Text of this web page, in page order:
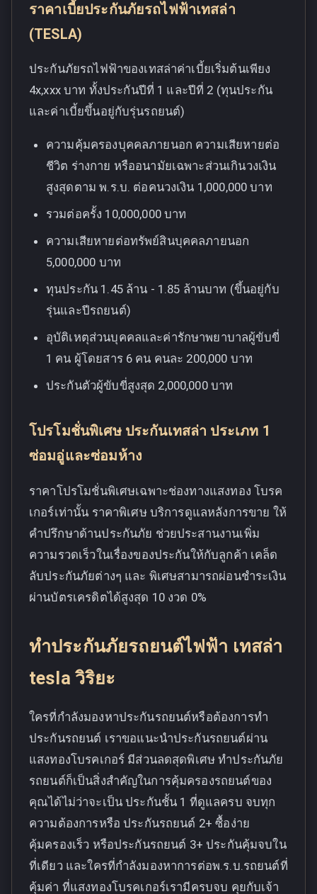
ราคาเบี้ยประกันภัยรถไฟฟ้าเทสล่า
(TESLA)
ประกันภัยรถไฟฟ้าของเทสล่าค่าเบี้ยเริ่มต้นเพียง
4x,xxx บาท ทั้งประกันปีที่ 1 และปีที่ 2 (ทุนประกัน
และค่าเบี้ยขึ้นอยู่กับรุ่นรถยนต์)
ความคุ้มครองบุคคลภายนอก ความเสียหายต่อ
ชีวิต ร่างกาย หรืออนามัยเฉพาะส่วนเกินวงเงิน
สูงสุดตาม พ.ร.บ. ต่อคนวงเงิน 1,000,000 บาท
รวมต่อครั้ง 10,000,000 บาท
ความเสียหายต่อทรัพย์สินบุคคลภายนอก
5,000,000 บาท
ทุนประกัน 1.45 ล้าน - 1.85 ล้านบาท (ขึ้นอยู่กับ
รุ่นและปีรถยนต์)
อุบัติเหตุส่วนบุคคลและค่ารักษาพยาบาลผู้ขับขี่
1 คน ผู้โดยสาร 6 คน คนละ 200,000 บาท
ประกันตัวผู้ขับขี่สูงสุด 2,000,000 บาท
โปรโมชั่นพิเศษ ประกันเทสล่า ประเภท 1
ซ่อมอู่และซ่อมห้าง
ราคาโปรโมชั่นพิเศษเฉพาะช่องทางแสงทอง โบรค
เกอร์เท่านั้น ราคาพิเศษ บริการดูแลหลังการขาย ให้
คำปรึกษาด้านประกันภัย ช่วยประสานงานเพิ่ม
ความรวดเร็วในเรื่องของประกันให้กับลูกค้า เคล็ด
ลับประกันภัยต่างๆ และ พิเศษสามารถผ่อนชำระเงิน
ผ่านบัตรเครดิตได้สูงสุด 10 งวด 0%
ทำประกันภัยรถยนต์ไฟฟ้า เทสล่า
tesla วิริยะ
ใครที่กำลังมองหาประกันรถยนต์หรือต้องการทำ
ประกันรถยนต์ เราขอแนะนำประกันรถยนต์ผ่าน
แสงทองโบรคเกอร์ มีส่วนลดสุดพิเศษ ทำประกันภัย
รถยนต์ก็เป็นสิ่งสำคัญในการคุ้มครองรถยนต์ของ
คุณได้ไม่ว่าจะเป็น ประกันชั้น 1 ที่ดูแลครบ จบทุก
ความต้องการหรือ ประกันรถยนต์ 2+ ซื้อง่าย
คุ้มครองเร็ว หรือประกันรถยนต์ 3+ ประกันคุ้มจบใน
ที่เดียว และใครที่กำลังมองหาการต่อพ.ร.บ.รถยนต์ที่
คุ้มค่า ที่แสงทองโบรคเกอร์เรามีครบจบ คุยกับเจ้า